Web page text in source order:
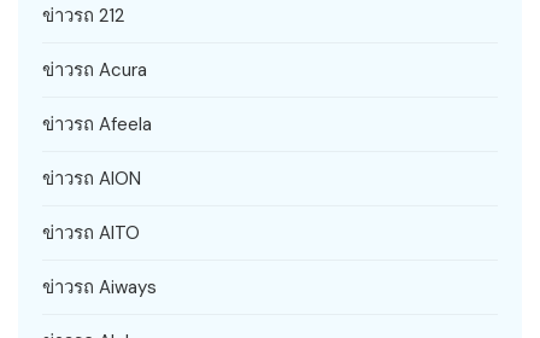
ข่าวรถ 212
ข่าวรถ Acura
ข่าวรถ Afeela
ข่าวรถ AION
ข่าวรถ AITO
ข่าวรถ Aiways